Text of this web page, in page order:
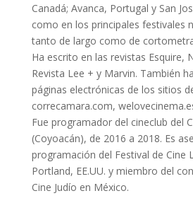
Canadá; Avanca, Portugal y San
como en los principales festivales
tanto de largo como de
Ha escrito en las revistas Esquire,
Revista Lee + y Marvin. También
páginas electrónicas de los sitios
correcamara.com,
Fue programador del cineclub del
(Coyoacán), de 2016 a 2018. Es
programación del Festival de Cine
Portland, EE.UU. y miembro del
Cine Judío en México.